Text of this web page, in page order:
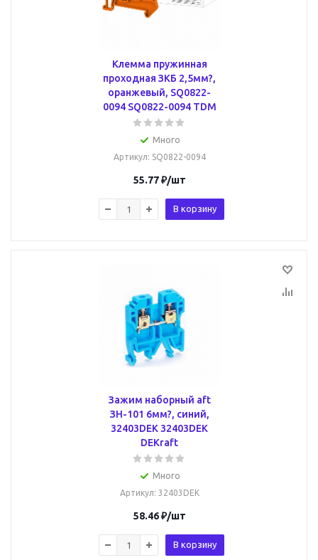
Клемма пружинная
проходная ЗКБ 2,5мм?,
оранжевый, SQ0822-
0094 SQ0822-0094 TDM
Много
Артикул: SQ0822-0094
55.77₽/шт
В корзину
Зажим наборный aft
ЗН-101 6мм?, синий,
32403DEK 32403DEK
DEKraft
Много
Артикул: 32403DEK
58.46₽/шт
В корзину